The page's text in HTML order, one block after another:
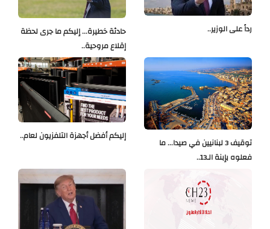
حادثة خطيرة... إليكم ما جرى لحظة
إقلاع مروحية..
رداً على الوزير..
إليكم أفضل أجهزة التلفزيون لعام..
توقيف 3 لبنانيين في صيدا... ما
فعلوه بإبنة الـ13..